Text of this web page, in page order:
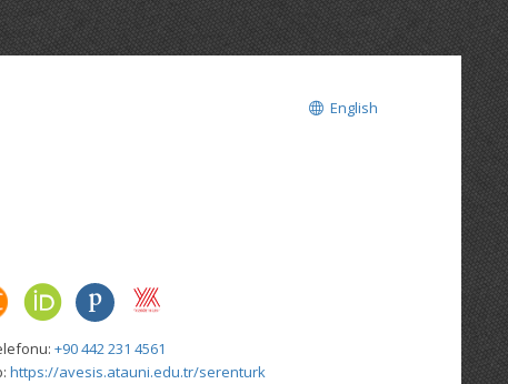
English
+90 442 231 4561
https://avesis.atauni.edu.tr/serenturk